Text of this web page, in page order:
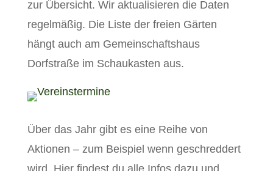
zur Übersicht. Wir aktualisieren die Daten
regelmäßig. Die Liste der freien Gärten
hängt auch am Gemeinschaftshaus
Dorfstraße im Schaukasten aus.
Über das Jahr gibt es eine Reihe von
Aktionen – zum Beispiel wenn geschreddert
wird. Hier findest du alle Infos dazu und